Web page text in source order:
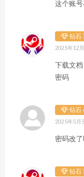
这个账
钻石
2025年12
下载文
密码
钻石
2025年5月
密码改
钻石